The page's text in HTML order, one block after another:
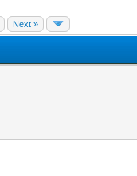
Next »